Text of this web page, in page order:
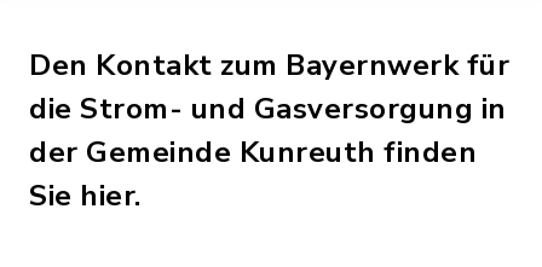
Den Kontakt zum Bayernwerk für
die Strom- und Gasversorgung in
der Gemeinde Kunreuth finden
Sie hier.